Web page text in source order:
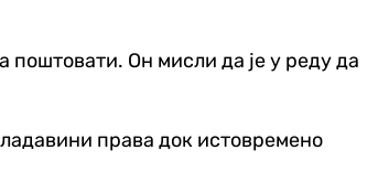
поштовати. Он мисли да је у реду да
права док истовремено